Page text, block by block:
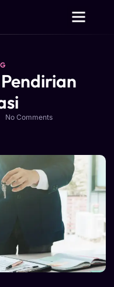
No Comments